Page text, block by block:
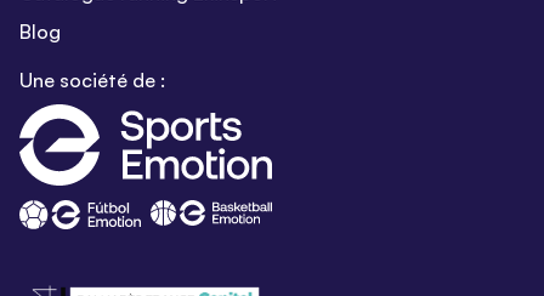
Blog
Une société de :